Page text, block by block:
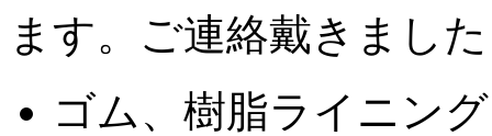
ます。ご連絡戴きまし
ゴム、樹脂ライニン